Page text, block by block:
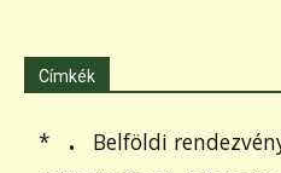
Címkék
* . Belföldi